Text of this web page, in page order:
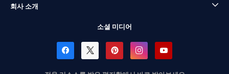
회사 소개
소셜 미디어